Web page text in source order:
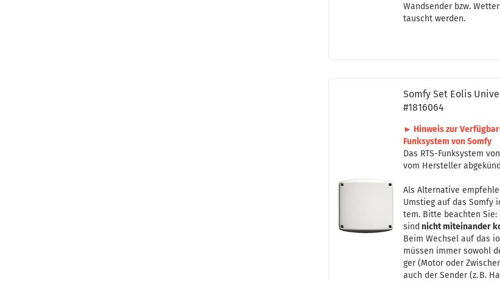
Wand­sen­der bzw.
tauscht wer­den.
Somfy Set Eolis
#1816064
► Hin­weis zur
Funk­sys­tem von Somfy
Das RTS-​Funk­sys­tem
vom Her­stel­ler
Als Al­ter­na­ti­ve
Um­stieg auf das Somfy
tem. Bitte be­ach­ten Sie:
sind nicht mit­ein­an­der
Beim Wech­sel auf das
müs­sen immer so­wohl
ger (Motor oder
auch der Sen­der (z. B.